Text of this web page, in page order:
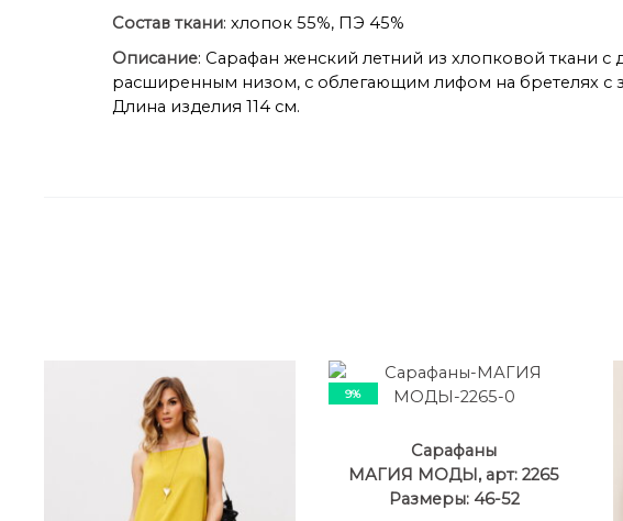
Состав ткани: хлопок 55%, ПЭ 45%
Описание: Сарафан женский летний из хлопковой ткани
расширенным низом, с облегающим лифом на бретелях с
Длина изделия 114 см.
9%
Сарафаны
МАГИЯ МОДЫ, арт: 2265
Размеры: 46-52